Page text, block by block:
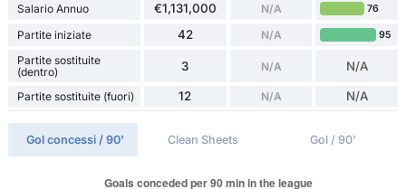
Salario Annuo €1,131,000 N/A 76
Partite iniziate 42 N/A 95
Partite sostituite
(dentro)
3 N/A N/A
Partite sostituite (fuori) 12 N/A N/A
Gol concessi / 90' Clean Sheets Gol / 90'